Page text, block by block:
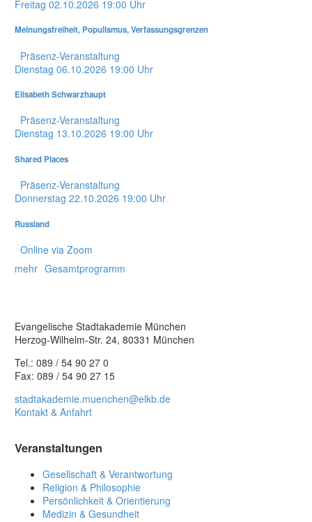
Freitag 02.10.2026 19:00 Uhr
Meinungsfreiheit, Populismus, Verfassungsgrenzen
Präsenz-Veranstaltung
Dienstag 06.10.2026 19:00 Uhr
Elisabeth Schwarzhaupt
Präsenz-Veranstaltung
Dienstag 13.10.2026 19:00 Uhr
Shared Places
Präsenz-Veranstaltung
Donnerstag 22.10.2026 19:00 Uhr
Russland
Online via Zoom
mehr Gesamtprogramm
Evangelische Stadtakademie München
Herzog-Wilhelm-Str. 24, 80331 München
Tel.: 089 / 54 90 27 0
Fax: 089 / 54 90 27 15
stadtakademie.muenchen@elkb.de
Kontakt & Anfahrt
Veranstaltungen
Gesellschaft & Verantwortung
Religion & Philosophie
Persönlichkeit & Orientierung
Medizin & Gesundheit